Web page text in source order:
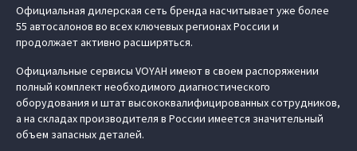
Официальная дилерская сеть бренда насчитывает уже более
55 автосалонов во всех ключевых регионах России и
продолжает активно расширяться.
Официальные сервисы VOYAH имеют в своем распоряжении
полный комплект необходимого диагностического
оборудования и штат высококвалифицированных сотрудников,
а на складах производителя в России имеется значительный
объем запасных деталей.